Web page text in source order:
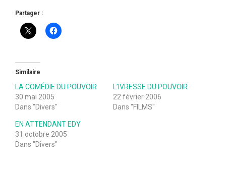
Partager :
Similaire
LA COMÉDIE DU POUVOIR
30 mai 2005
Dans "Divers"
L’IVRESSE DU POUVOIR
22 février 2006
Dans "FILMS"
EN ATTENDANT EDY
31 octobre 2005
Dans "Divers"